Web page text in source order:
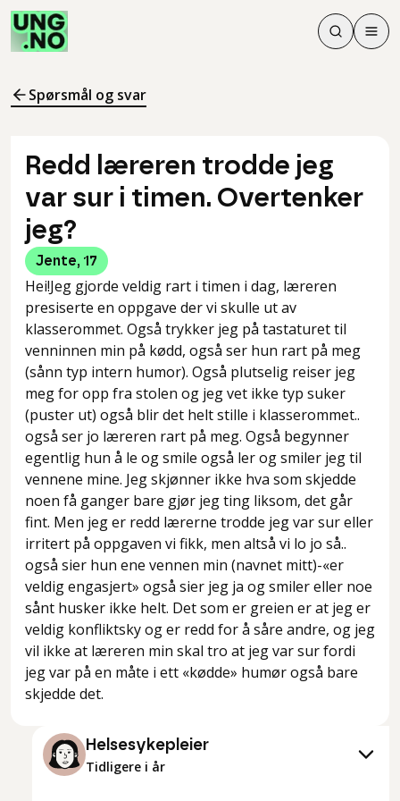
Søk
Søk
Meny
Spørsmål og svar
Redd læreren trodde jeg
var sur i timen. Overtenker
jeg?
Jente, 17
Hei!Jeg gjorde veldig rart i timen i dag, læreren
presiserte en oppgave der vi skulle ut av
klasserommet. Også trykker jeg på tastaturet til
venninnen min på kødd, også ser hun rart på meg
(sånn typ intern humor). Også plutselig reiser jeg
meg for opp fra stolen og jeg vet ikke typ suker
(puster ut) også blir det helt stille i klasserommet..
også ser jo læreren rart på meg. Også begynner
egentlig hun å le og smile også ler og smiler jeg til
vennene mine. Jeg skjønner ikke hva som skjedde
noen få ganger bare gjør jeg ting liksom, det går
fint. Men jeg er redd lærerne trodde jeg var sur eller
irritert på oppgaven vi fikk, men altså vi lo jo så..
også sier hun ene vennen min (navnet mitt)-«er
veldig engasjert» også sier jeg ja og smiler eller noe
sånt husker ikke helt. Det som er greien er at jeg er
veldig konfliktsky og er redd for å såre andre, og jeg
vil ikke at læreren min skal tro at jeg var sur fordi
jeg var på en måte i ett «kødde» humør også bare
skjedde det.
Helsesykepleier
Tidligere i år